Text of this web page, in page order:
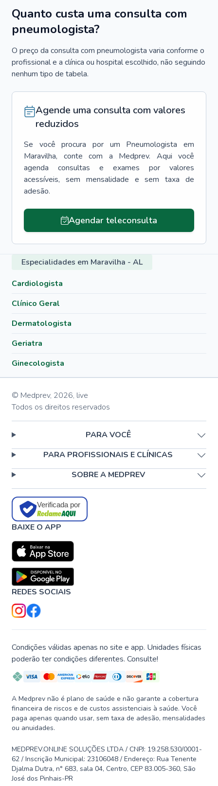
Quanto custa uma consulta com
pneumologista?
O preço da consulta com pneumologista varia conforme o
profissional e a clínica ou hospital escolhido, não seguindo
nenhum tipo de tabela.
Agende uma consulta com valores
reduzidos
Se você procura por um Pneumologista
em
Maravilha, conte com a Medprev. Aqui você
agenda consultas e exames por valores
acessíveis, sem mensalidade e sem taxa de
adesão.
Agendar teleconsulta
Especialidades em Maravilha - AL
Cardiologista
Clínico Geral
Dermatologista
Geriatra
Ginecologista
© Medprev, 2026, live
Todos os direitos reservados
PARA VOCÊ
PARA PROFISSIONAIS E CLÍNICAS
SOBRE A MEDPREV
Verificada por
BAIXE O APP
REDES SOCIAIS
Condições válidas apenas no site e app. Unidades físicas
poderão ter condições diferentes. Consulte!
A Medprev não é plano de saúde e não garante a cobertura
financeira de riscos e de custos assistenciais à saúde. Você
paga apenas quando usar, sem taxa de adesão, mensalidades
ou anuidades.
MEDPREV.ONLINE SOLUÇÕES LTDA / CNPJ: 19.258.530/0001-
62 / Inscrição Municipal: 23106048 / Endereço: Rua Tenente
Djalma Dutra, n° 683, sala 04, Centro, CEP 83.005-360, São
José dos Pinhais-PR